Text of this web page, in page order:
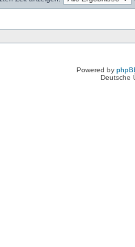
Powered by
Deutsche